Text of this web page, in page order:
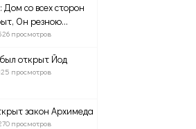
Дом со всех сторон
Он резною...
просмотров
открыт Йод
просмотров
закон Архимеда
просмотров